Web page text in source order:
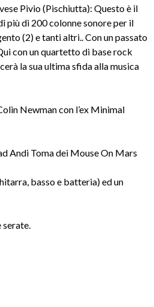
Pivio (Pischiutta): Questo è il
più di 200 colonne sonore per il
(2) e tanti altri.. Con un passato
con un quartetto di base rock
la sua ultima sfida alla musica
Newman con l’ex Minimal
Andi Toma dei Mouse On Mars
basso e batteria) ed un
serate.